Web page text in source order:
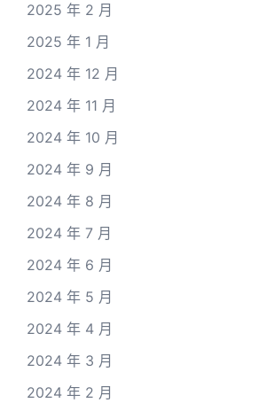
2025 年 2 月
2025 年 1 月
2024 年 12 月
2024 年 11 月
2024 年 10 月
2024 年 9 月
2024 年 8 月
2024 年 7 月
2024 年 6 月
2024 年 5 月
2024 年 4 月
2024 年 3 月
2024 年 2 月